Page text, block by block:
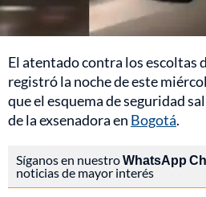
El atentado contra los escoltas
registró la noche de este
que el esquema de seguridad
de la exsenadora en Bogotá.
Síganos en nuestroWhatsApp
noticias de mayor interés